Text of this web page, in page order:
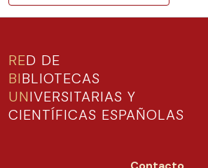
RED DE
BIBLIOTECAS
UNIVERSITARIAS Y
CIENTÍFICAS ESPAÑOLAS